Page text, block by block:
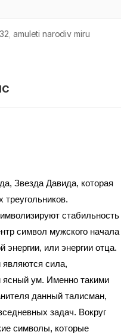
,amuleti narodiv miru
Звезда Давида, которая
треугольников.
стабильность
символ мужского начала
энергии, или энергии отца.
сила,
ясный ум. Именно такими
данный талисман,
задач. Вокруг
символы, которые